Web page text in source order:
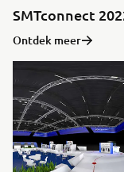
SMTconnect
Ontdek meer